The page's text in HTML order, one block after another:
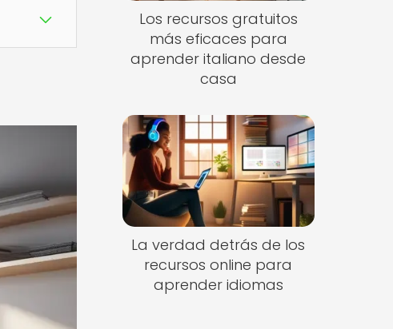
Los recursos gratuitos
más eficaces para
aprender italiano desde
casa
La verdad detrás de los
recursos online para
aprender idiomas